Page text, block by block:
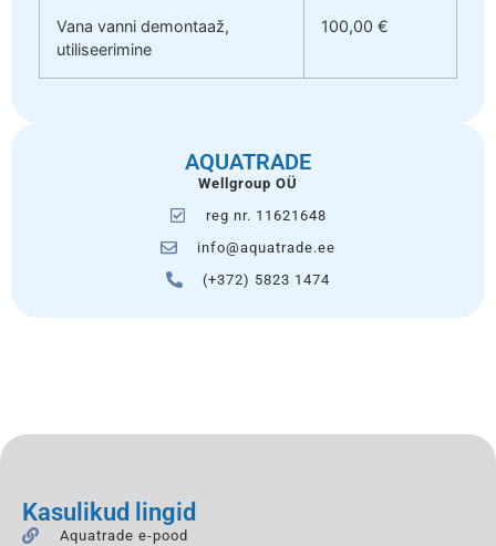
Vana vanni demontaaž,
utiliseerimine
100,00 €
AQUATRADE
Wellgroup OÜ
reg nr. 11621648
info@aquatrade.ee
(+372) 5823 1474
Kasulikud lingid
Aquatrade e-pood